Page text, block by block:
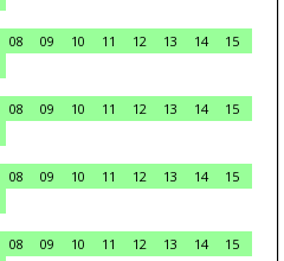
08 09 10 11 12 13 14
15
08 09 10 11 12 13 14
15
08 09 10 11 12 13 14
15
08 09 10 11 12 13 14
15